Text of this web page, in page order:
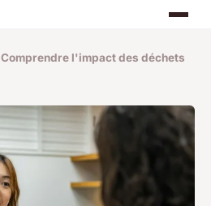
Comprendre l'impact des déchets